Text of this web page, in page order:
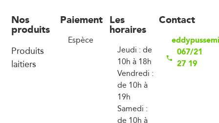
Nos
produits
Produits
laitiers
Paiement
Espèce
Les
horaires
Jeudi : de
10h à 18h
Vendredi :
de 10h à
19h
Samedi :
de 10h à
Contact
067/21
27 19